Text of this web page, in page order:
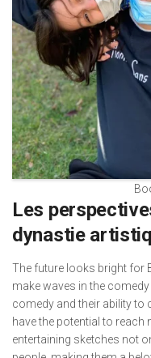
Les
dynastie
The future looks bright for
make waves in the
comedy and their ability to
have the potential to
entertaining sketches not